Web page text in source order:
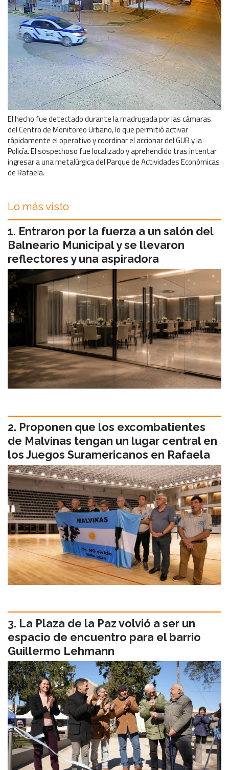
El hecho fue detectado durante la madrugada por las cámaras
del Centro de Monitoreo Urbano, lo que permitió activar
rápidamente el operativo y coordinar el accionar del GUR y la
Policía. El sospechoso fue localizado y aprehendido tras intentar
ingresar a una metalúrgica del Parque de Actividades Económicas
de Rafaela.
Lo más visto
Entraron por la fuerza a un salón del
Balneario Municipal y se llevaron
reflectores y una aspiradora
Proponen que los excombatientes
de Malvinas tengan un lugar central en
los Juegos Suramericanos en Rafaela
La Plaza de la Paz volvió a ser un
espacio de encuentro para el barrio
Guillermo Lehmann